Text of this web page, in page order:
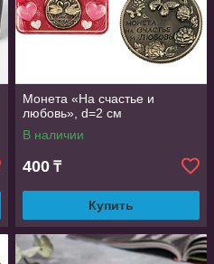
Монета «На счастье и
любовь», d=2 см
В наличии
400 ₸
Купить